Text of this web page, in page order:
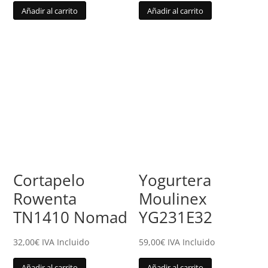
Añadir al carrito Añadir al carrito
Cortapelo
Rowenta
TN1410 Nomad
32,00€ IVA Incluido
Yogurtera
Moulinex
YG231E32
59,00€ IVA Incluido